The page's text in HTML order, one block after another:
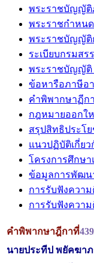
พระราชบัญญัติ
พระราชกำหน
พระราชบัญญัติ
ระเบียบกรมส
พระราชบัญญัติ
ข้อหารือภาษีอ
คำพิพากษาฏีกา
กฎหมายออกใ
สรุปสิทธิประโ
แนวปฏิบัติเกี่ย
โครงการศึกษ
ข้อมูลการพัฒน
การรับฟังควา
การรับฟังควา
คำพิพากษาฎีกาที่
นายประทีป พยัคฆา